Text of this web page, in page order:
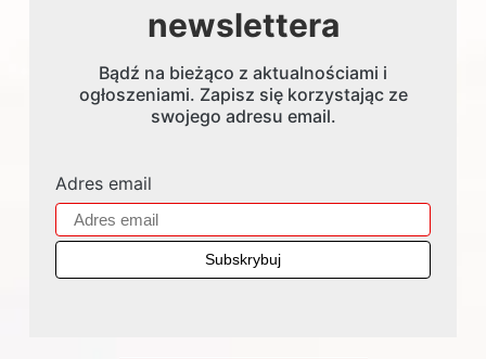
newslettera
Bądź na bieżąco z aktualnościami i
ogłoszeniami. Zapisz się korzystając ze
swojego adresu email.
Adres email